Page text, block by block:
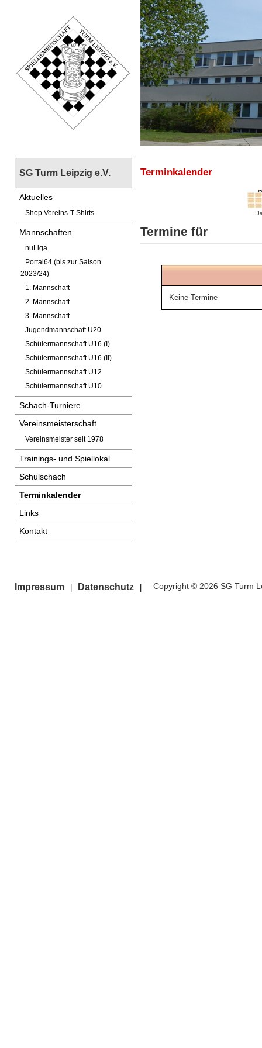
SG Turm Leipzig e.V.
Aktuelles
Shop Vereins-T-Shirts
Mannschaften
nuLiga
Portal64 (bis zur Saison
2023/24)
1. Mannschaft
2. Mannschaft
3. Mannschaft
Jugendmannschaft U20
Schülermannschaft U16 (I)
Schülermannschaft U16 (II)
Schülermannschaft U12
Schülermannschaft U10
Schach-Turniere
Vereinsmeisterschaft
Vereinsmeister seit 1978
Trainings- und Spiellokal
Schulschach
Terminkalender
Links
Kontakt
Terminkalender
Termine für
Keine Termine
Impressum Datenschutz Copyright © 2026 SG Turm